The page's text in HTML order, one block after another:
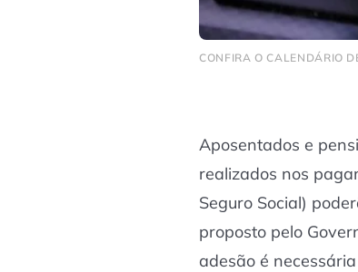
CONFIRA O CALENDÁRIO
Aposentados e
realizados nos
Seguro Social)
proposto pelo
adesão é